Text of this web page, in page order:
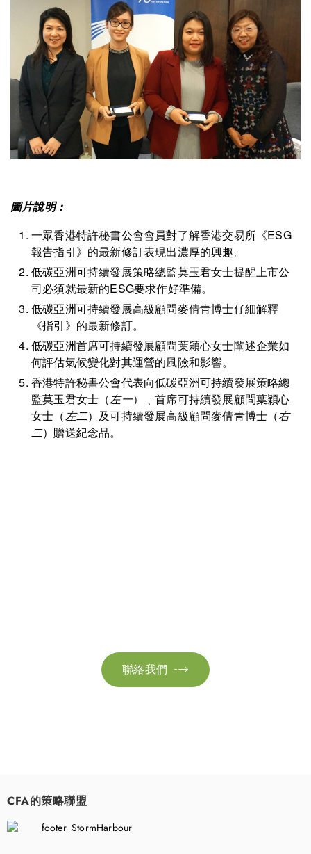
圖片說明 :
一眾香港特許秘書公會會員對了解香港交易所《ESG
報告指引》的最新修訂表現出濃厚的興趣。
低碳亞洲可持續發展策略總監莫玉君女士提醒上市公
司必須就最新的ESG要求作好準備。
低碳亞洲可持續發展高級顧問麥倩青博士仔細解釋
《指引》的最新修訂。
低碳亞洲首席可持續發展顧問葉穎心女士闡述企業如
何評估氣候變化對其運營的風險和影響。
香港特許秘書公會代表向低碳亞洲可持續發展策略總
監莫玉君女士（左一）﹑首席可持續發展顧問葉穎心
女士（左二）及可持續發展高級顧問麥倩青博士（右
二）贈送紀念品。

聯絡我們
CFA的策略聯盟